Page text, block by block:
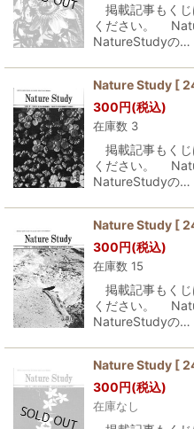
掲載記事もく
ください。
NatureStudyの…
Nature Study [
300円(税込)
在庫数 3
掲載記事もく
ください。
NatureStudyの…
Nature Study [
300円(税込)
在庫数 15
掲載記事もく
ください。
NatureStudyの…
Nature Study [
300円(税込)
在庫なし